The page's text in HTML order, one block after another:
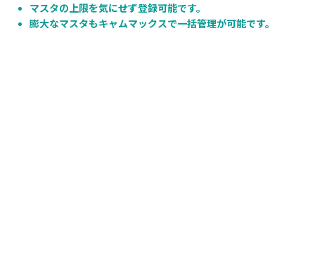
マスタの上限を気にせず登録可能です。
膨大なマスタもキャムマックスで一括管理が可能です。